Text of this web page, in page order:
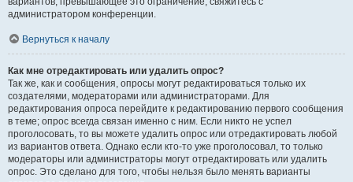
администратором конференции.
Вернуться к началу
Как мне отредактировать или удалить опрос?
Так же, как и сообщения, опросы могут редактироваться только их
создателями, модераторами или администраторами. Для
редактирования опроса перейдите к редактированию первого сообщения
в теме; опрос всегда связан именно с ним. Если никто не успел
проголосовать, то вы можете удалить опрос или отредактировать любой
из вариантов ответа. Однако если кто-то уже проголосовал, то только
модераторы или администраторы могут отредактировать или удалить
опрос. Это сделано для того, чтобы нельзя было менять варианты